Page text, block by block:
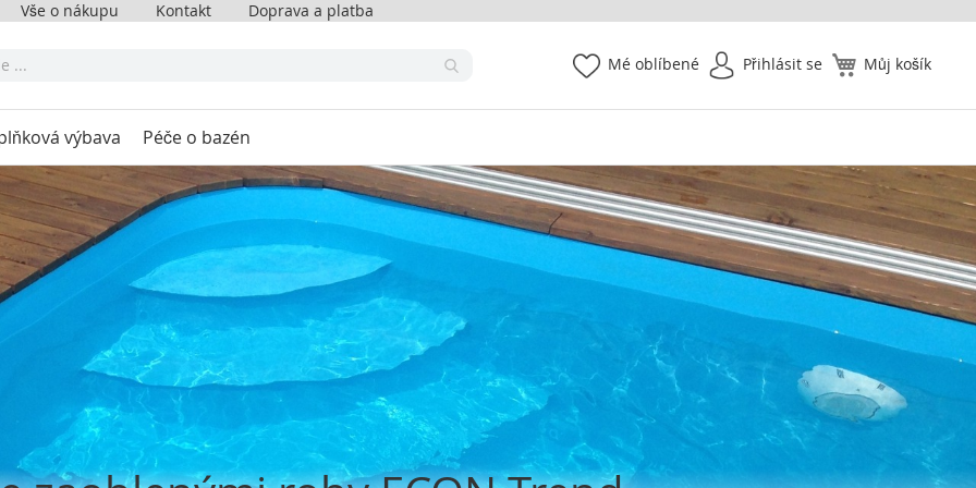
Vše o nákupu Kontakt Doprava a platba
Můj košík
Mé oblíbené Přihlásit se
výbava Péče o bazén